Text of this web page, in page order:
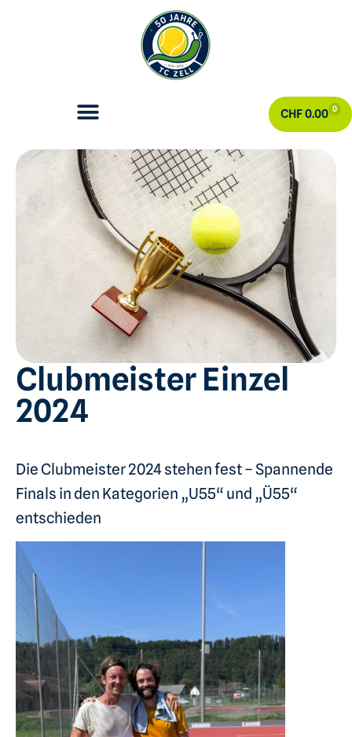
CHF0.00 0
Clubmeister Einzel
2024
Die Clubmeister 2024 stehen fest – Spannende
Finals in den Kategorien „U55“ und „Ü55“
entschieden